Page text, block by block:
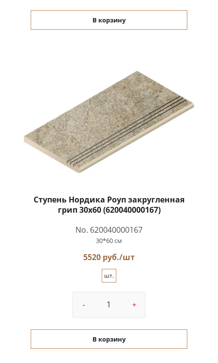
В корзину
Ступень Нордика Роуп закругленная
грип 30x60 (620040000167)
No. 620040000167
30*60 см
5520 руб./шт
шт.
- +
В корзину